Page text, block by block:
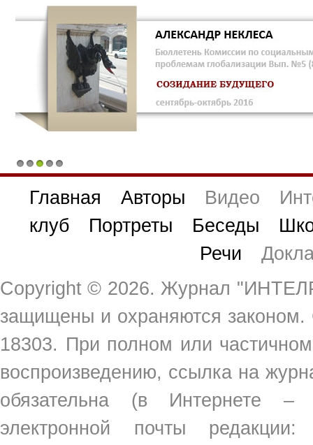
1 2 3 4 5
Главная Авторы Видео
клуб
Портреты Беседы
Речи
Copyright © 2026. Журнал
защищены и охраняются
18303. При полном или
воспроизведению, ссылка на
обязательна (в Интернете
электронной почты